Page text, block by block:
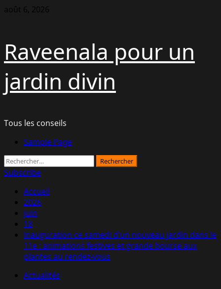
Aller
août 6, 2026
Raveenala pour un
jardin divin
Tous les conseils
MenuSample Page
Rechercher :
Subscribe
Accueil
2026
juin
18
Inauguration ce samedi d’un nouveau jardin dans le
11e : animations festives et grande bourse aux
plantes au rendez-vous
Actualités